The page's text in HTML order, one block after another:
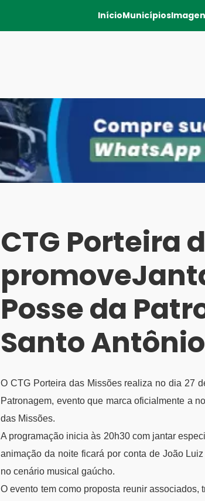
InícioMunicípios
CTG Porteira
Posse da
Santo
O CTG Porteira das Missões realiza no dia 27
Patronagem, evento que marca oficialmente a
das Missões.
A programação inicia às 20h30 com jantar
animação da noite ficará por conta de João
no cenário musical gaúcho.
O evento tem como proposta reunir